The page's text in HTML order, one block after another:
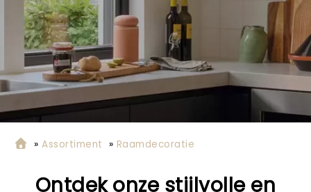
»Assortiment » Raamdecoratie
Ontdek onze stijlvolle en